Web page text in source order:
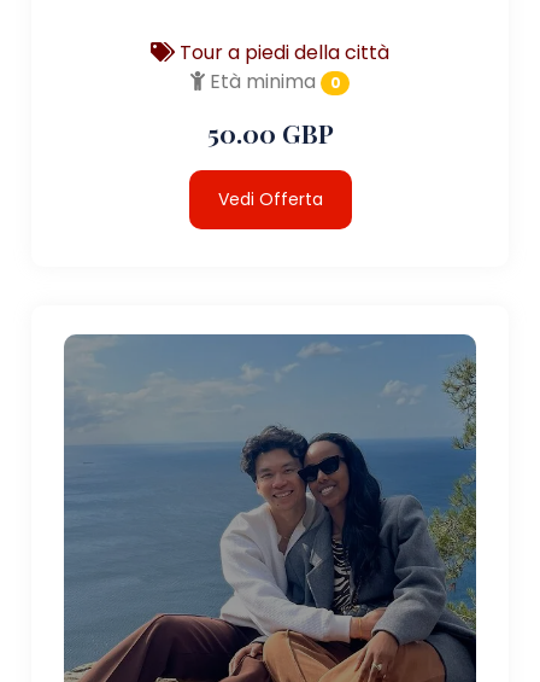
Tour a piedi della città
Età minima
0
50.00 GBP
Vedi Offerta